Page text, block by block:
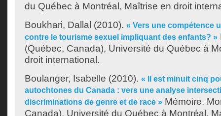
du Québec à Montréal, Maîtrise en droit
Boukhari, Dallal (2010). « Vers une compétence
contre le tourisme sexuel impliquant des enfants? »
(Québec, Canada), Université du Québec à
droit international.
Boulanger, Isabelle (2010). « Il est minuit cinq
autochtones du Canada : vers une analyse
discriminations de genre et de race » Mémoire.
Canada), Université du Québec à Montréal,